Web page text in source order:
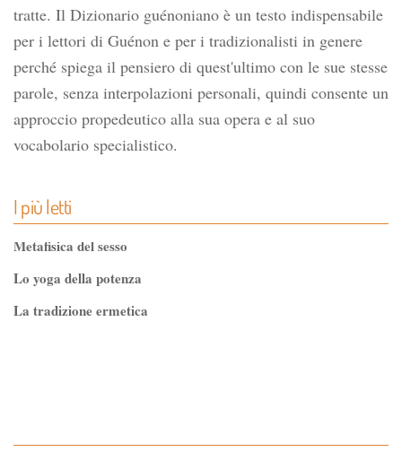
tratte. Il Dizionario guénoniano è un testo indispensabile
per i lettori di Guénon e per i tradizionalisti in genere
perché spiega il pensiero di quest'ultimo con le sue stesse
parole, senza interpolazioni personali, quindi consente un
approccio propedeutico alla sua opera e al suo
vocabolario specialistico.
I più letti
Metafisica del sesso
Lo yoga della potenza
La tradizione ermetica